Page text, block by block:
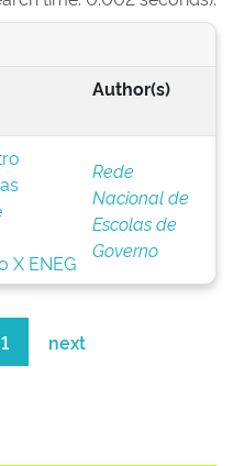
Author(s)
X ENEG
Rede
Nacional de
Escolas de
Governo
1 next